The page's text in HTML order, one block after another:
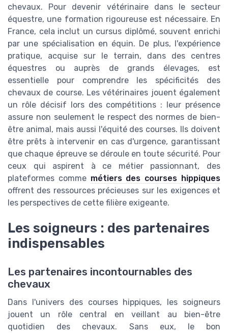
chevaux. Pour devenir vétérinaire dans le secteur
équestre, une formation rigoureuse est nécessaire. En
France, cela inclut un cursus diplômé, souvent enrichi
par une spécialisation en équin. De plus, l'expérience
pratique, acquise sur le terrain, dans des centres
équestres ou auprès de grands élevages, est
essentielle pour comprendre les spécificités des
chevaux de course. Les vétérinaires jouent également
un rôle décisif lors des compétitions : leur présence
assure non seulement le respect des normes de bien-
être animal, mais aussi l'équité des courses. Ils doivent
être prêts à intervenir en cas d'urgence, garantissant
que chaque épreuve se déroule en toute sécurité. Pour
ceux qui aspirent à ce métier passionnant, des
plateformes comme métiers des courses hippiques
offrent des ressources précieuses sur les exigences et
les perspectives de cette filière exigeante.
Les soigneurs : des partenaires
indispensables
Les partenaires incontournables des
chevaux
Dans l'univers des courses hippiques, les soigneurs
jouent un rôle central en veillant au bien-être
quotidien des chevaux. Sans eux, le bon